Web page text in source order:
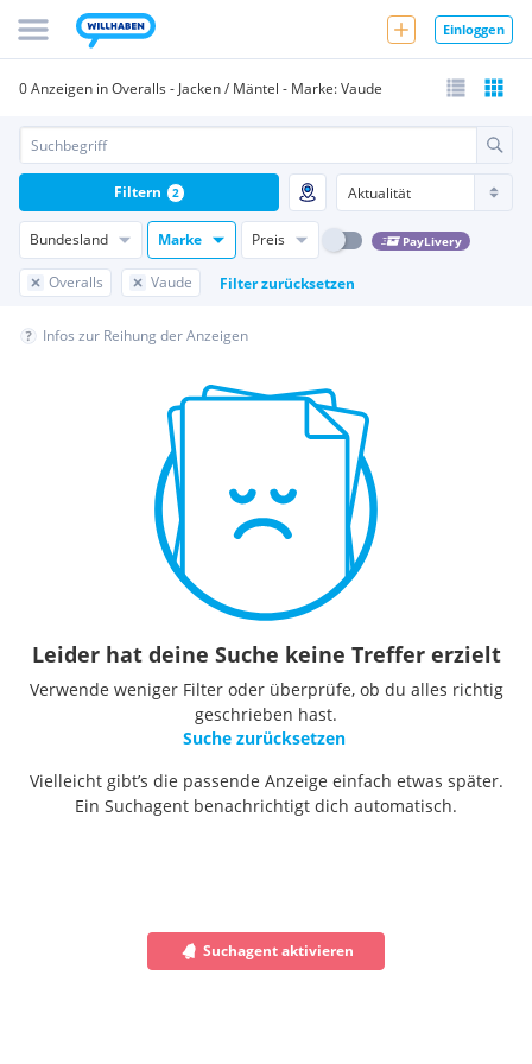
Einloggen
0 Anzeigen in Overalls - Jacken / Mäntel - Marke: Vaude
Bundesland Marke Preis PayLivery
Overalls Vaude Filter zurücksetzen
Filtern 2
Infos zur Reihung der Anzeigen
Leider hat deine Suche keine Treffer erzielt
Verwende weniger Filter oder überprüfe, ob du alles richtig
geschrieben hast.
Suche zurücksetzen
Vielleicht gibt’s die passende Anzeige einfach etwas später.
Ein Suchagent benachrichtigt dich automatisch.
Suchagent aktivieren